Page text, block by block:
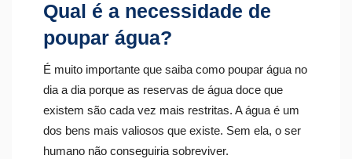
Qual é a necessidade de
poupar água?
É muito importante que saiba como poupar água no
dia a dia porque as reservas de água doce que
existem são cada vez mais restritas. A água é um
dos bens mais valiosos que existe. Sem ela, o ser
humano não conseguiria sobreviver.